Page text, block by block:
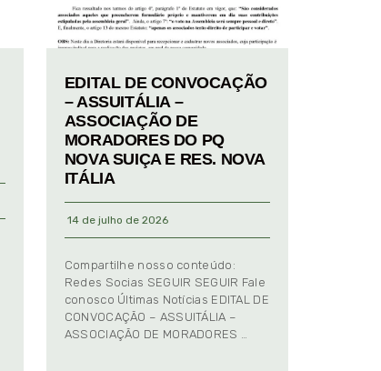
EDITAL DE CONVOCAÇÃO
– ASSUITÁLIA –
ASSOCIAÇÃO DE
MORADORES DO PQ
NOVA SUIÇA E RES. NOVA
ITÁLIA
14 de julho de 2026
Compartilhe nosso conteúdo:
Redes Socias SEGUIR SEGUIR Fale
conosco Últimas Notícias EDITAL DE
CONVOCAÇÃO – ASSUITÁLIA –
ASSOCIAÇÃO DE MORADORES …